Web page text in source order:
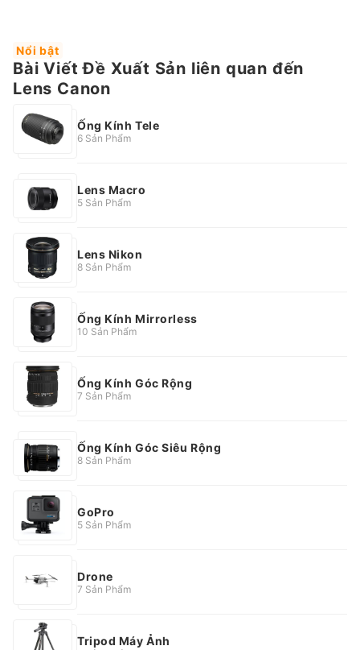
Nổi bật
Bài Viết Đề Xuất Sản liên quan đến
Lens Canon
Ống Kính Tele
6 Sản Phẩm
Lens Macro
5 Sản Phẩm
Lens Nikon
8 Sản Phẩm
Ống Kính Mirrorless
10 Sản Phẩm
Ống Kính Góc Rộng
7 Sản Phẩm
Ống Kính Góc Siêu Rộng
8 Sản Phẩm
GoPro
5 Sản Phẩm
Drone
7 Sản Phẩm
Tripod Máy Ảnh